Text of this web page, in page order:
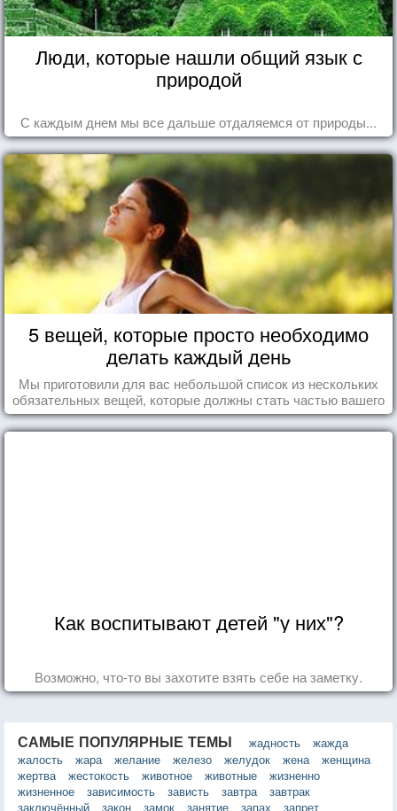
Люди, которые нашли общий язык с
природой
С каждым днем мы все дальше отдаляемся от природы...
5 вещей, которые просто необходимо
делать каждый день
Мы приготовили для вас небольшой список из нескольких
обязательных вещей, которые должны стать частью вашего
дня.
Как воспитывают детей "у них"?
Возможно, что-то вы захотите взять себе на заметку.
САМЫЕ ПОПУЛЯРНЫЕ ТЕМЫ жадность
жажда
жалость
жара желание железо желудок жена
женщина
жертва
жестокость животное животные
жизненно
жизненное
зависимость зависть завтра
завтрак
заключённый
закон замок занятие запах запрет